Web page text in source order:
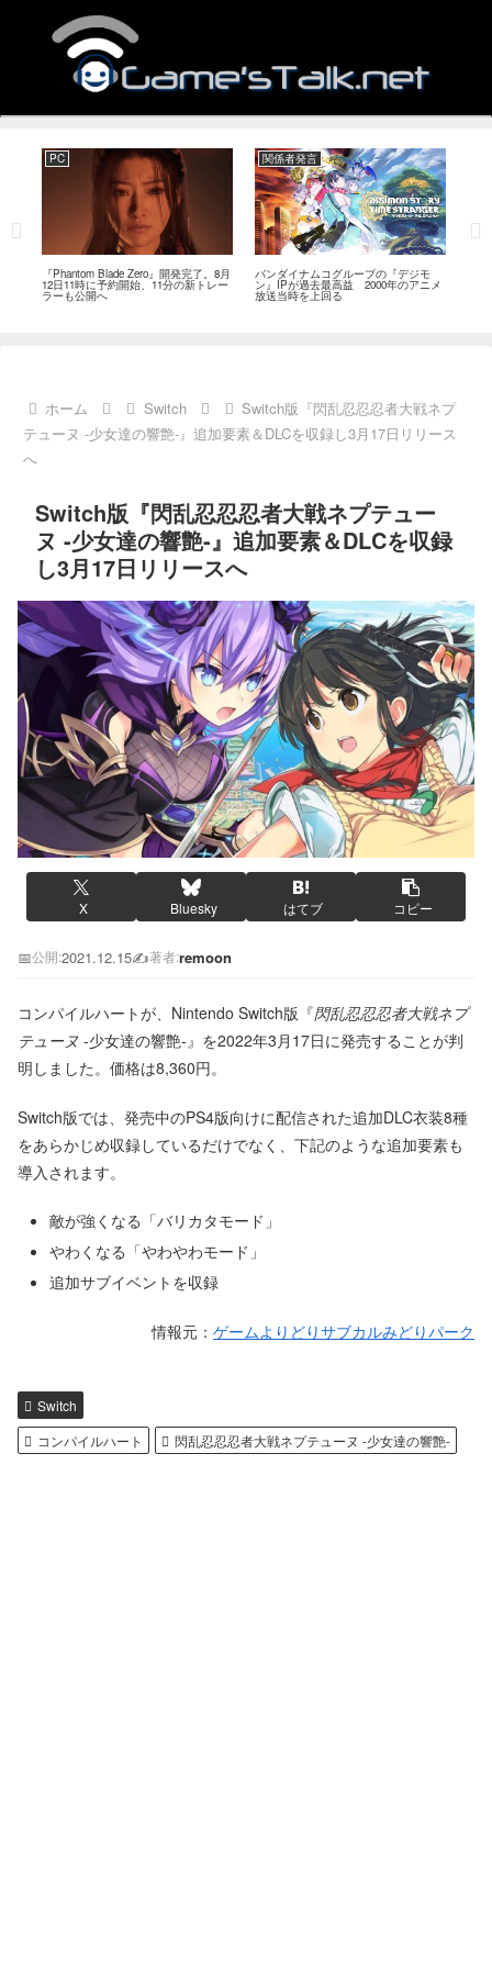
PC
『Phantom Blade Zero』開発完了。8月
12日11時に予約開始、11分の新トレー
ラーも公開へ
関係者発言
バンダイナムコグループの『デジモ
ン』IPが過去最高益 2000年のアニメ
放送当時を上回る
ホーム Switch
Switch版『閃乱忍忍忍者大戦ネプ
テューヌ -少女達の響艶-』追加要素＆DLCを収録し3月17日リリース
へ
Switch版『閃乱忍忍忍者大戦ネプテュー
ヌ -少女達の響艶-』追加要素＆DLCを収録
し3月17日リリースへ
X Bluesky はてブ コピー
📅公開:2021.12.15✍️著者:remoon
コンパイルハートが、Nintendo Switch版『閃乱忍忍忍者大戦ネプ
テューヌ -少女達の響艶-』を2022年3月17日に発売することが判
明しました。価格は8,360円。
Switch版では、発売中のPS4版向けに配信された追加DLC衣装8種
をあらかじめ収録しているだけでなく、下記のような追加要素も
導入されます。
敵が強くなる「バリカタモード」
やわくなる「やわやわモード」
追加サブイベントを収録
情報元： ゲームよりどりサブカルみどりパーク
Switch
コンパイルハート
閃乱忍忍忍者大戦ネプテューヌ -少女達の響艶-